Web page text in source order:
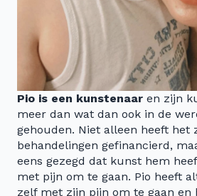
Pio is een kunstenaar en zijn
meer dan wat dan ook in de
gehouden. Niet alleen heeft het
behandelingen gefinancierd,
eens gezegd dat kunst hem
met pijn om te gaan. Pio heeft
zelf met zijn pijn om te gaan en